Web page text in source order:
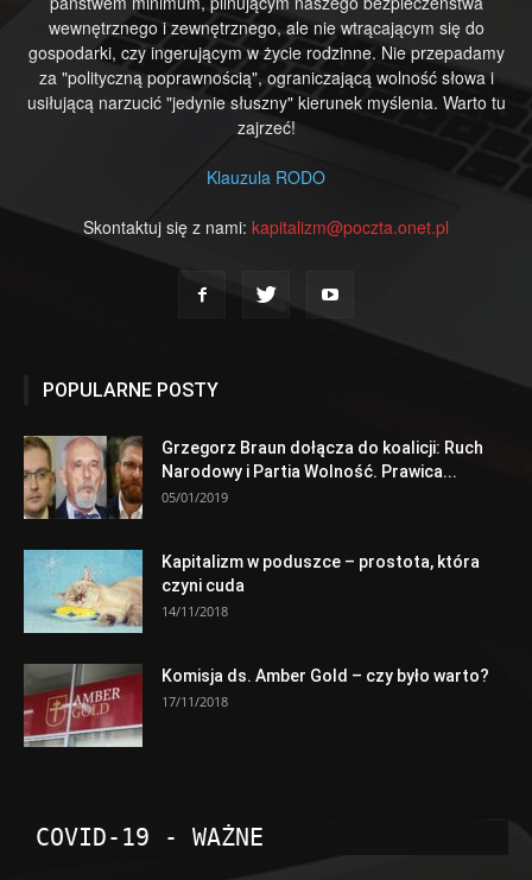
wewnętrznego i zewnętrznego, ale nie wtrącającym się do
gospodarki, czy ingerującym w życie rodzinne. Nie przepadamy
za "polityczną poprawnością", ograniczającą wolność słowa i
usiłującą narzucić "jedynie słuszny" kierunek myślenia. Warto tu
zajrzeć!
Klauzula RODO
Skontaktuj się z nami: kapitalizm@poczta.onet.pl
POPULARNE POSTY
Grzegorz Braun dołącza do koalicji: Ruch
Narodowy i Partia Wolność. Prawica...
05/01/2019
Kapitalizm w poduszce – prostota, która
czyni cuda
14/11/2018
Komisja ds. Amber Gold – czy było warto?
17/11/2018
COVID-19 - WAŻNE